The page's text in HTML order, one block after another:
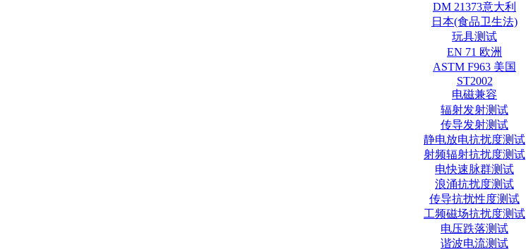
DM 21373意大利
日本(食品卫生法)
玩具测试
EN 71 欧洲
ASTM F963 美国
ST2002
电磁兼容
辐射发射测试
传导发射测试
静电放电抗扰度测试
射频辐射抗扰度测试
电快速脉群测试
浪涌抗扰度测试
传导抗扰性度测试
工频磁场抗扰度测试
电压跌落测试
谐波电流测试